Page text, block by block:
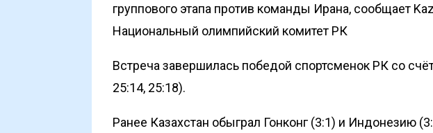
группового этапа против команды Ирана, сообщает
Национальный олимпийский комитет РК
Встреча завершилась победой спортсменок РК со
25:14, 25:18).
Ранее Казахстан обыграл Гонконг (3:1) и Индонезию